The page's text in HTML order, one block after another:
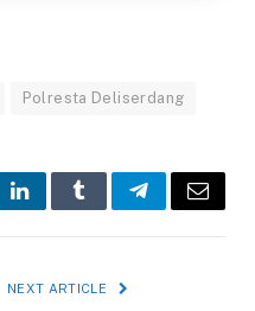
Polresta Deliserdang
LinkedInTumblrTelegramEmail
NEXT ARTICLE